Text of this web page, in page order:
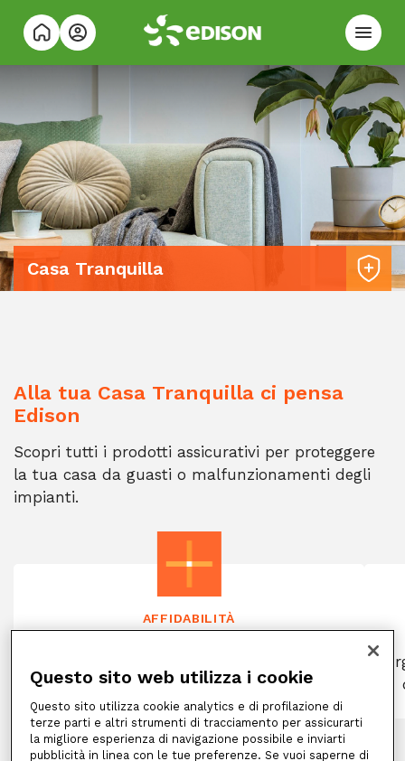
Casa Tranquilla
Alla tua Casa Tranquilla ci pensa
Edison
Scopri tutti i prodotti assicurativi per proteggere
la tua casa da guasti o malfunzionamenti degli
impianti.
AFFIDABILITÀ
rapidamente con competenza e
affidabilità.
Questo sito web utilizza i cookie
Questo sito utilizza cookie analytics e di profilazione di
terze parti e altri strumenti di tracciamento per assicurarti
la migliore esperienza di navigazione possibile e inviarti
pubblicità in linea con le tue preferenze. Se vuoi saperne di